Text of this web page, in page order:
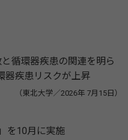
循環器疾患の関連を明ら
疾患リスクが上昇
（東北大学／2026年 7月15日）
を10月に実施